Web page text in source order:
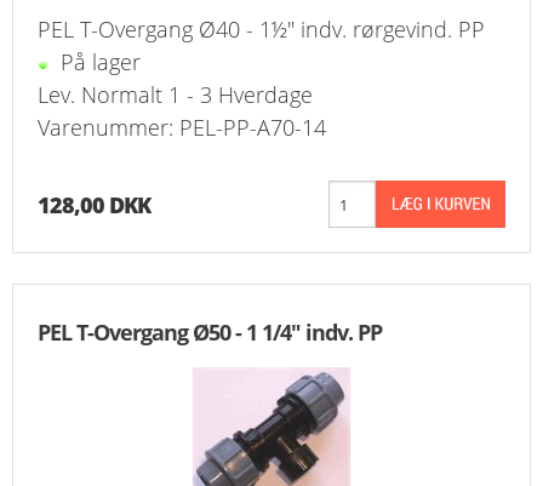
PEL T-Overgang Ø40 - 1½" indv. rørgevind. PP
På lager
Lev. Normalt 1 - 3 Hverdage
Varenummer: PEL-PP-A70-14
128,00 DKK
PEL T-Overgang Ø50 - 1 1/4" indv. PP